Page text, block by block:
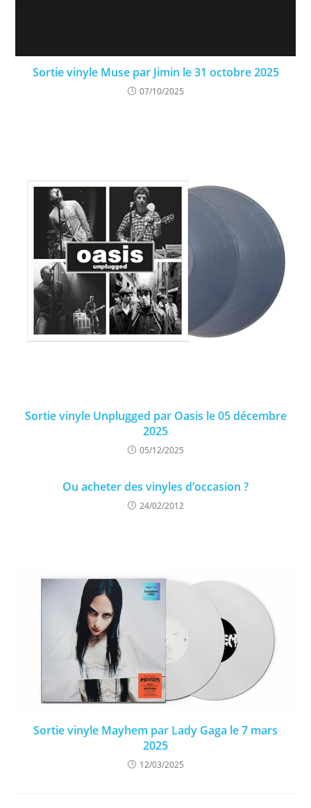
Sortie vinyle Muse par Jimin le 31 octobre 2025
07/10/2025
Sortie vinyle Unplugged par Oasis le 05 décembre
2025
05/12/2025
Ou acheter des vinyles d’occasion ?
24/02/2012
Sortie vinyle Mayhem par Lady Gaga le 7 mars
2025
12/03/2025